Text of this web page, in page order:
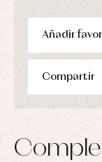
Añadir
Compartir